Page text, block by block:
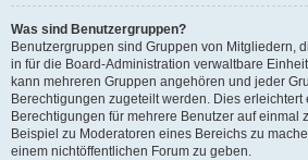
Was sind Benutzergruppen?
Benutzergruppen sind Gruppen von Mitgliedern,
in für die Board-Administration verwaltbare
kann mehreren Gruppen angehören und jeder
Berechtigungen zugeteilt werden. Dies erleichtert
Berechtigungen für mehrere Benutzer auf einmal
Beispiel zu Moderatoren eines Bereichs zu
einem nichtöffentlichen Forum zu geben.